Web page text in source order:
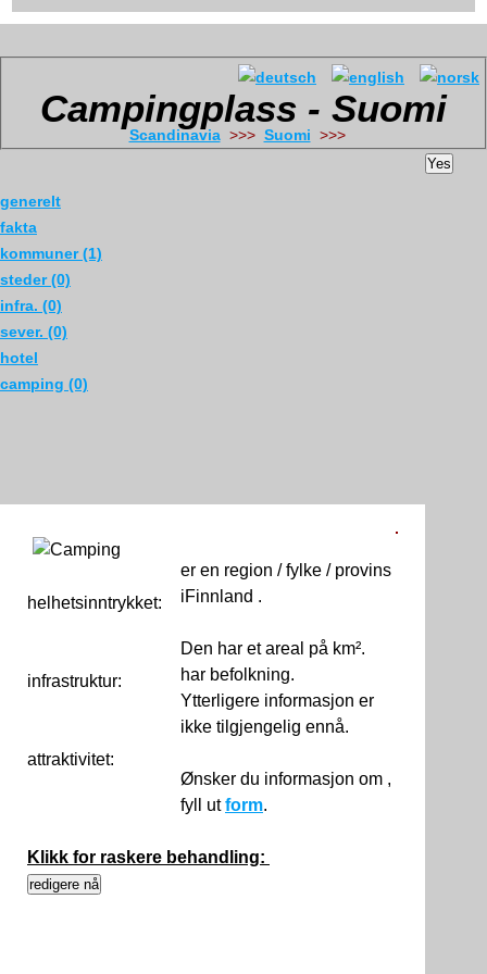
Campingplass - Suomi
Scandinavia>>> Suomi
generelt
fakta
kommuner (1)
steder (0)
infra. (0)
sever. (0)
hotel
camping (0)
helhetsinntrykket:
infrastruktur:
attraktivitet:
er en region / fylke / provins
iFinnland .
Den har et areal på km².
har befolkning.
Ytterligere informasjon er
ikke tilgjengelig ennå.
Ønsker du informasjon om ,
fyll utform.
Klikk for raskere behandling:
Yes